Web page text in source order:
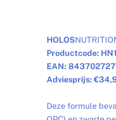
HOLOS
Productcode:
EAN:
Adviesprijs:
Deze formule